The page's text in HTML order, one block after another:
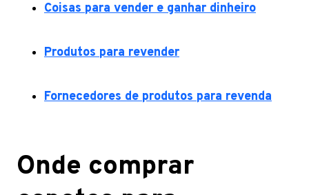
Coisas para vender e ganhar dinheiro
Produtos para revender
Fornecedores de produtos para revenda
Onde comprar